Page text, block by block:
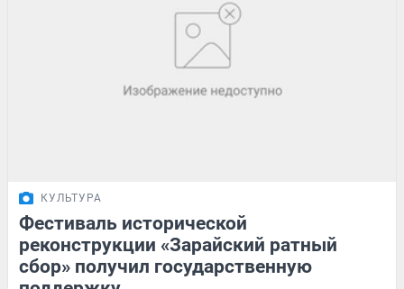
КУЛЬТУРА
Фестиваль исторической
реконструкции «Зарайский ратный
сбор» получил государственную